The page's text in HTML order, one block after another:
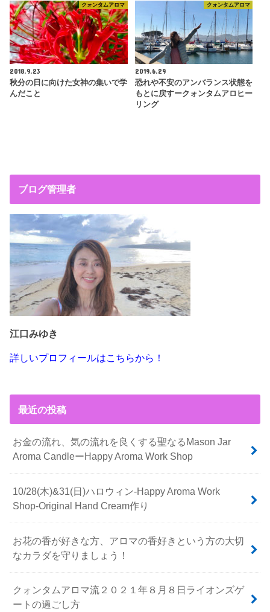
クォンタムアロマ
2018.9.23
秋分の日に向けた女神の集いで学
んだこと
クォンタムアロマ
2019.6.29
恐れや不安のアンバランス状態を
もとに戻すークォンタムアロヒー
リング
ブログ管理者
江口みゆき
詳しいプロフィールはこちらから！
最近の投稿
お金の流れ、気の流れを良くする聖なるMason Jar
Aroma CandleーHappy Aroma Work Shop
10/28(木)&31(日)ハロウィン-Happy Aroma Work
Shop-Original Hand Cream作り
お花の香が好きな方、アロマの香好きという方の大切
なカラダを守りましょう！
クォンタムアロマ流２０２１年８月８日ライオンズゲ
ートの過ごし方